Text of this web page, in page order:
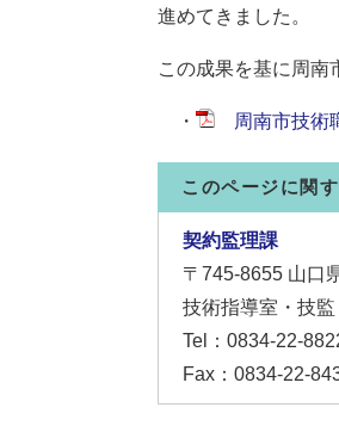
進めてきました。
この成果を基に周南
・ 周南市技術
このページに関
契約監理課
〒745-8655 山口
技術指導室・技監
Tel：0834-22-
Fax：0834-22-